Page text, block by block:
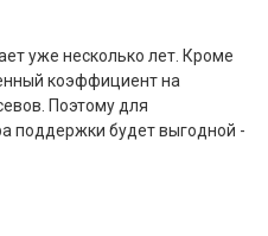
уже несколько лет. Кроме
коэффициент на
Поэтому для
поддержки будет выгодной -